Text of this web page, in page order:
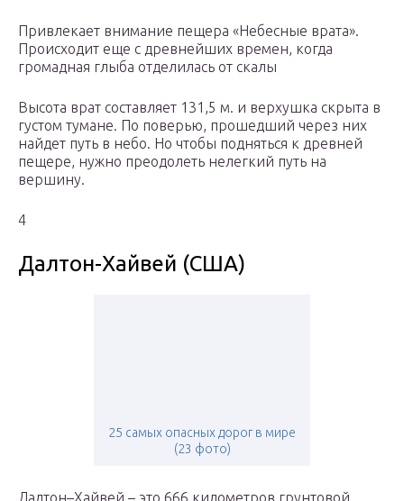
Привлекает внимание пещера «Небесные врата».
Происходит еще с древнейших времен, когда
громадная глыба отделилась от скалы
Высота врат составляет 131,5 м. и верхушка скрыта в
густом тумане. По поверью, прошедший через них
найдет путь в небо. Но чтобы подняться к древней
пещере, нужно преодолеть нелегкий путь на
вершину.
4
Далтон-Хайвей (США)
25 самых опасных дорог в мире
(23 фото)
Далтон–Хайвей – это 666 километров грунтовой